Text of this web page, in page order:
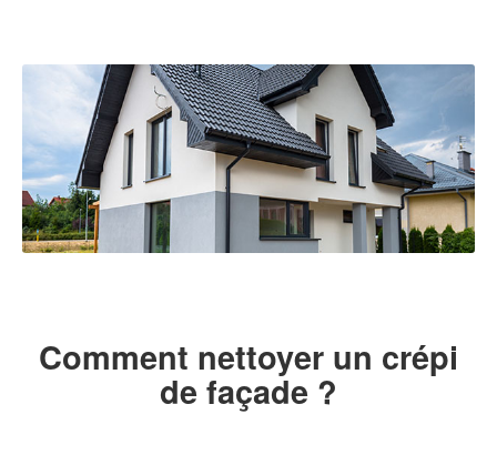
Comment nettoyer un crépi
de façade ?